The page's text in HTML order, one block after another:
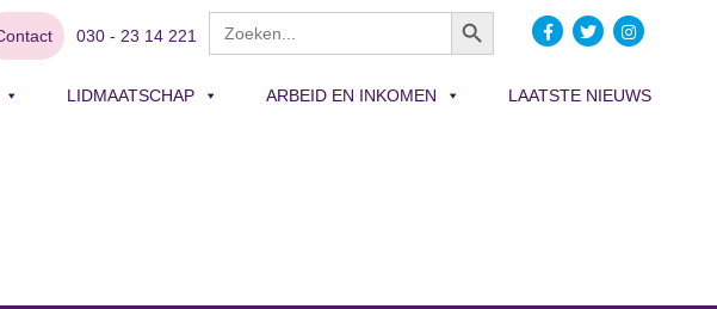
030 - 23 14 221
Zoek
naar:
Zoekknop
LIDMAATSCHAP ARBEID EN INKOMEN LAATSTE NIEUWS